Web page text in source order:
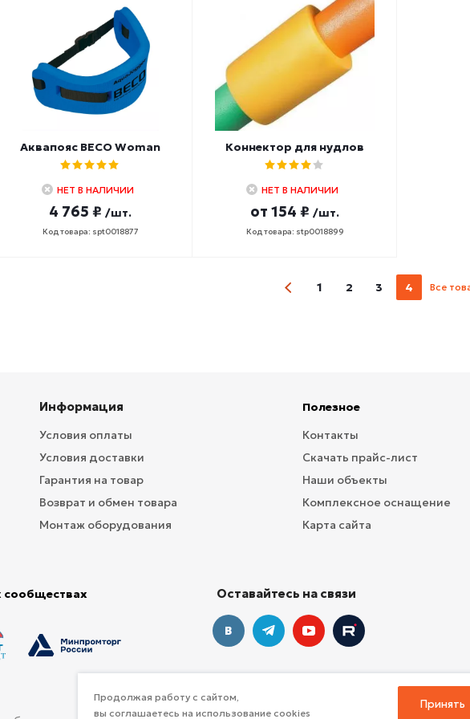
Аквапояс BECO Woman
НЕТ В НАЛИЧИИ
4 765 ₽ /шт.
Код товара: spt0018877
Коннектор для нудлов
НЕТ В НАЛИЧИИ
от 154 ₽ /шт.
Код товара: stp0018899
1 2 3 4 Все
Информация
Условия оплаты
Условия доставки
Гарантия на товар
Возврат и обмен товара
Монтаж оборудования
Полезное
Контакты
Скачать прайс-лист
Наши объекты
Комплексное оснащение
Карта сайта
сообществах Оставайтесь на связи
Продолжая работу с сайтом,
вы соглашаетесь на использование cookies
Принять